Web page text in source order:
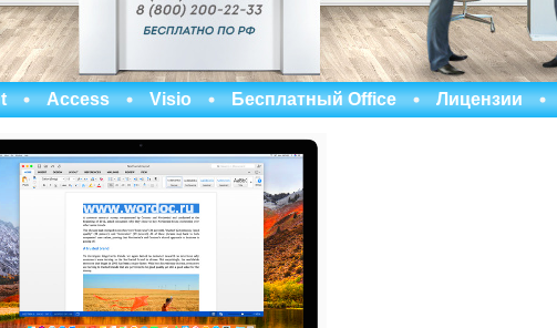
Access Visio Бесплатный Office Лицензии